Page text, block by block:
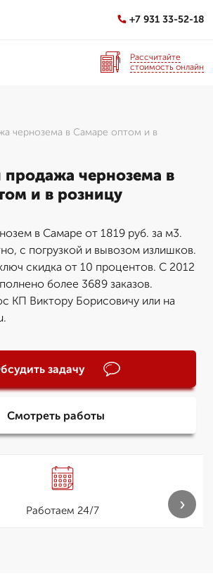
+7 931 33-52-18
Рассчитайте
стоимость онлайн
чернозема в Самаре оптом и в
продажа чернозема в
и в розницу
в Самаре от 1819 руб. за м3.
с погрузкой и вывозом излишков.
скидка от 10 процентов. С 2012
более 3689 заказов.
КП Виктору Борисовичу или на
задачу
Смотреть работы
Работаем 24/7 ›